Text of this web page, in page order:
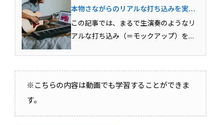
本物さながらのリアルな打ち込みを実
現！モックアップに必要な基本パラメー
タを解説！
この記事では、まるで生演奏のようなリ
アルな打ち込み（＝モックアップ）を実
生楽器をリアルに打ち込むために欠かす
※こちらの内容は動画でも学習することができま
す。